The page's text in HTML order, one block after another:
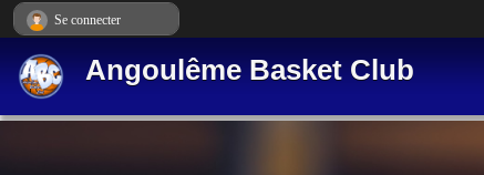
Angoulême Basket Club
Se connecter
Panneau de gestion des cookies